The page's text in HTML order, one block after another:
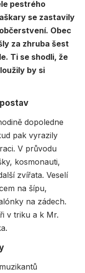
pestrého
se zastavily
Obec
za zhruba šest
Ti se shodli, že
by si
dopoledne
pak vyrazily
V průvodu
kosmonauti,
zvířata. Veselí
na šípu,
na zádech.
v triku a k Mr.